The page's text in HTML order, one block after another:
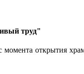
труд"
момента открытия